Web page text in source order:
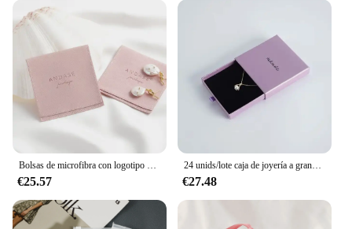
€25.57
24 unids/lote caja de joyería a granel logotipo personalizado 9x9x2,5 cm DIY rosa pendientes de viaje anillos pulsera collar organizador caja recuerdo de boda
€27.48